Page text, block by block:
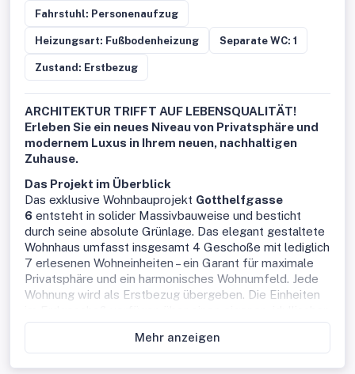
Fahrstuhl: Personenaufzug
Heizungsart: Fußbodenheizung Separate WC: 1
Zustand: Erstbezug
ARCHITEKTUR TRIFFT AUF LEBENSQUALITÄT!
Erleben Sie ein neues Niveau von Privatsphäre und
modernem Luxus in Ihrem neuen, nachhaltigen
Zuhause.
Das Projekt im Überblick
Das exklusive Wohnbauprojekt Gotthelfgasse
6 entsteht in solider Massivbauweise und besticht
durch seine absolute Grünlage. Das elegant gestaltete
Wohnhaus umfasst insgesamt 4 Geschoße mit lediglich
7 erlesenen Wohneinheiten – ein Garant für maximale
Privatsphäre und ein harmonisches Wohnumfeld. Jede
Wohnung wird als Erstbezug übergeben. Die Einheiten
Eigengarten, während die Wohnungen ab dem
Obergeschoß mit großzügigen Terrassen- oder
Loggiaflächen begeistern. In der hauseigenen
Mehr anzeigen